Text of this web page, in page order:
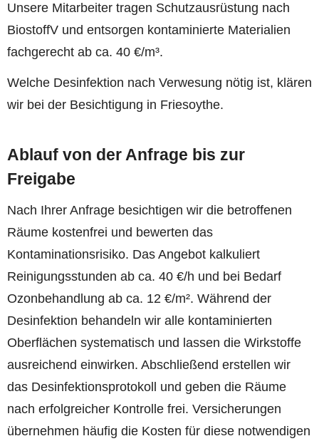
Unsere Mitarbeiter tragen Schutzausrüstung nach
BiostoffV und entsorgen kontaminierte Materialien
fachgerecht ab ca. 40 €/m³.
Welche Desinfektion nach Verwesung nötig ist, klären
wir bei der Besichtigung in Friesoythe.
Ablauf von der Anfrage bis zur
Freigabe
Nach Ihrer Anfrage besichtigen wir die betroffenen
Räume kostenfrei und bewerten das
Kontaminationsrisiko. Das Angebot kalkuliert
Reinigungsstunden ab ca. 40 €/h und bei Bedarf
Ozonbehandlung ab ca. 12 €/m². Während der
Desinfektion behandeln wir alle kontaminierten
Oberflächen systematisch und lassen die Wirkstoffe
ausreichend einwirken. Abschließend erstellen wir
das Desinfektionsprotokoll und geben die Räume
nach erfolgreicher Kontrolle frei. Versicherungen
übernehmen häufig die Kosten für diese notwendigen